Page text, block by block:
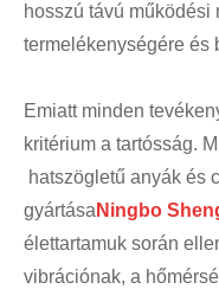
hosszú távú működési
termelékenységére és
Emiatt minden
kritérium a tartósság.
hatszögletű anyák és
gyártása Ningbo
élettartamuk során
vibrációnak, a